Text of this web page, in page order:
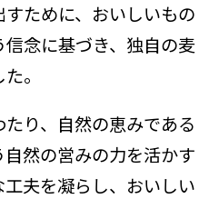
ために、おいしいもの
念に基づき、独自の麦
。
り、自然の恵みである
然の営みの力を活かす
夫を凝らし、おいしい